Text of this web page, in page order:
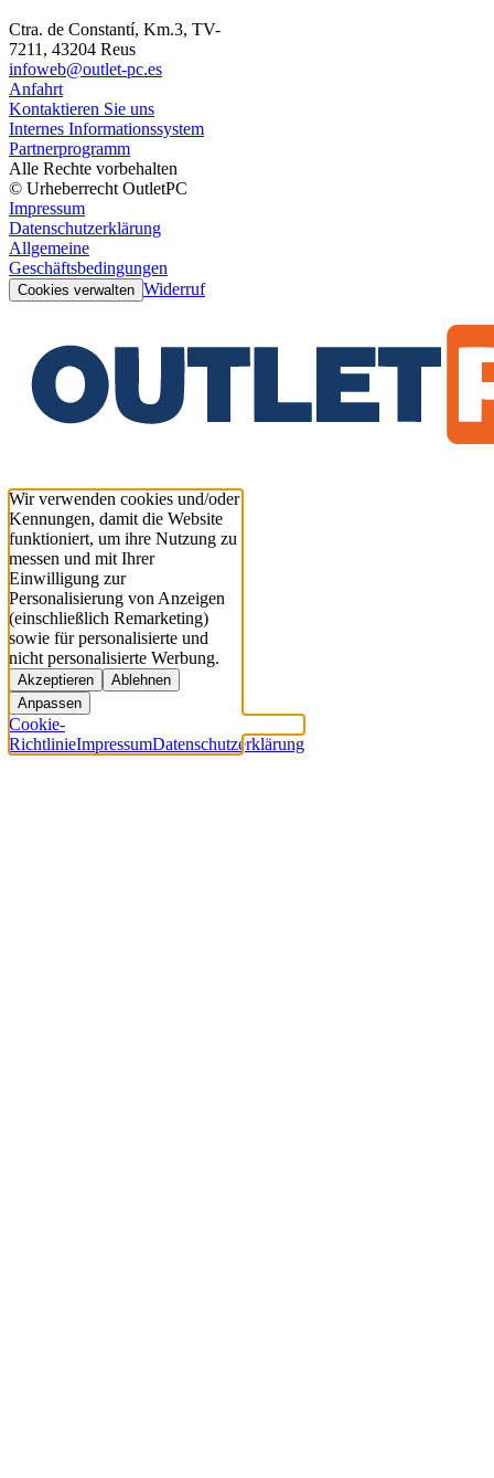
Ctra. de Constantí, Km.3, TV-
7211, 43204 Reus
infoweb@outlet-pc.es
Anfahrt
Kontaktieren Sie uns
Internes Informationssystem
Partnerprogramm
Alle Rechte vorbehalten
© Urheberrecht OutletPC
Impressum
Datenschutzerklärung
Allgemeine
Geschäftsbedingungen
Cookies verwalten Widerruf
Wir verwenden cookies und/oder
Kennungen, damit die Website
funktioniert, um ihre Nutzung zu
messen und mit Ihrer
Einwilligung zur
Personalisierung von Anzeigen
(einschließlich Remarketing)
sowie für personalisierte und
nicht personalisierte Werbung.
Akzeptieren
Ablehnen
Anpassen
Cookie-
RichtlinieImpressumDatenschutzerklärung